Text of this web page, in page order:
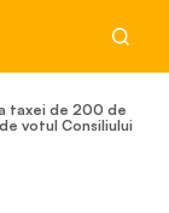
taxei de 200 de
votul Consiliului